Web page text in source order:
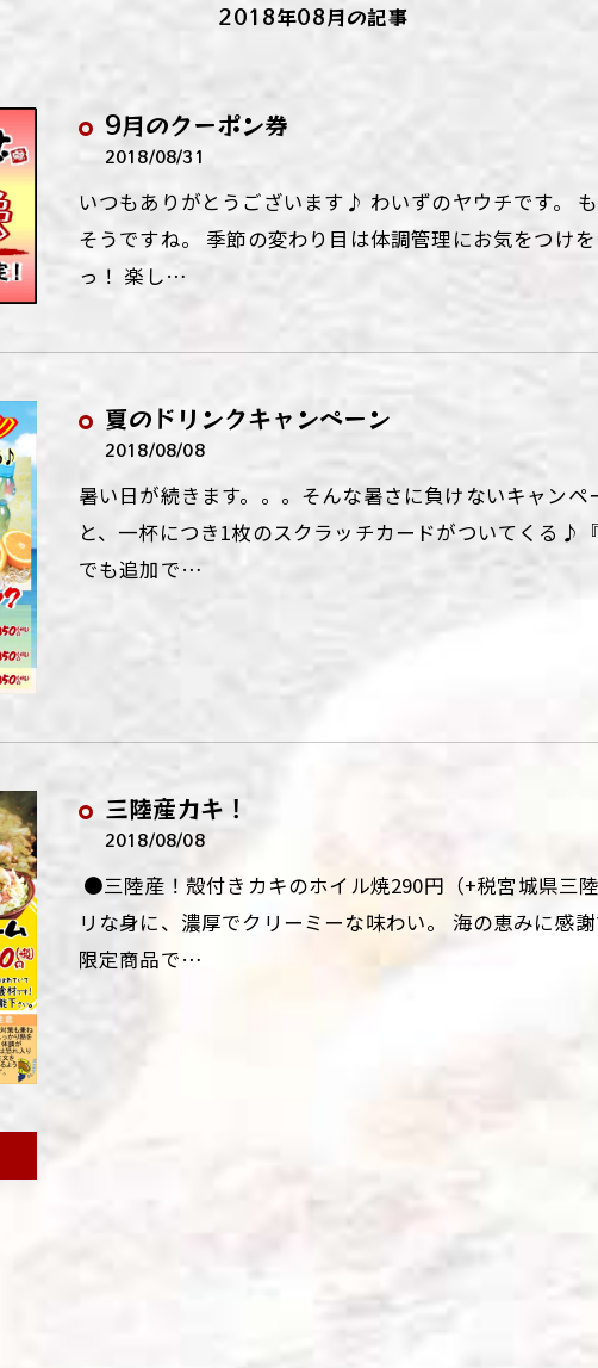
わいず松戸店
2018年08月の記事
9月のクーポン券
2018/08/31
いつもありがとうございます♪ わいずのヤウチです。
そうですね。 季節の変わり目は体調管理にお気をつけ
っ！ 楽し…
夏のドリンクキャンペーン
2018/08/08
暑い日が続きます。。。そんな暑さに負けないキャン
と、一杯につき1枚のスクラッチカードがついてくる♪
でも追加で…
三陸産カキ！
2018/08/08
●三陸産！殻付きカキのホイル焼290円（+税宮城県三
リな身に、濃厚でクリーミーな味わい。 海の恵みに感
限定商品で…